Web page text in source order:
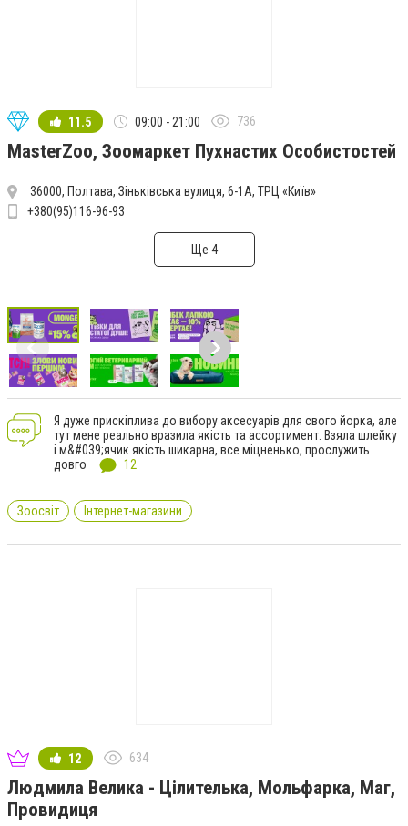
11.5 09:00 - 21:00 736
MasterZoo, Зоомаркет Пухнастих Особистостей
36000, Полтава, Зіньківська вулиця, 6-1А, ТРЦ «Київ»
+380(95)116-96-93
Ще 4
Я дуже прискіплива до вибору аксесуарів для свого йорка, але
тут мене реально вразила якість та ассортимент. Взяла шлейку
і м&#039;ячик якість шикарна, все міцненько, прослужить
довго
12
Зоосвіт Інтернет-магазини
12 634
Людмила Велика - Цілителька, Мольфарка, Маг,
Провидиця